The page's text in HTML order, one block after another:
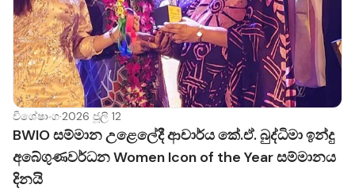
විශේෂාංග·2026 ජූලි 12
BWIO සම්මාන උළෙලේදී ආචාර්ය කේ.ඒ. බුද්ධිමා ඉන්දු
අබේගුණවර්ධන Women Icon of the Year සම්මානය
දිනයි